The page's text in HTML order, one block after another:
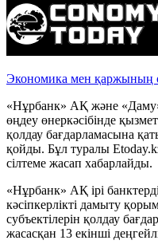
Экономика мен қаржының
«Нұрбанк» АҚ және
өңдеу өнеркәсібінде
қолдау бағдарламасына
қойды. Бұл туралы
сілтеме жасап хабарлайды.
«Нұрбанк» АҚ ірі
кәсіпкерлікті дамыту
субъектілерін қолдау
жасасқан 13 екінші